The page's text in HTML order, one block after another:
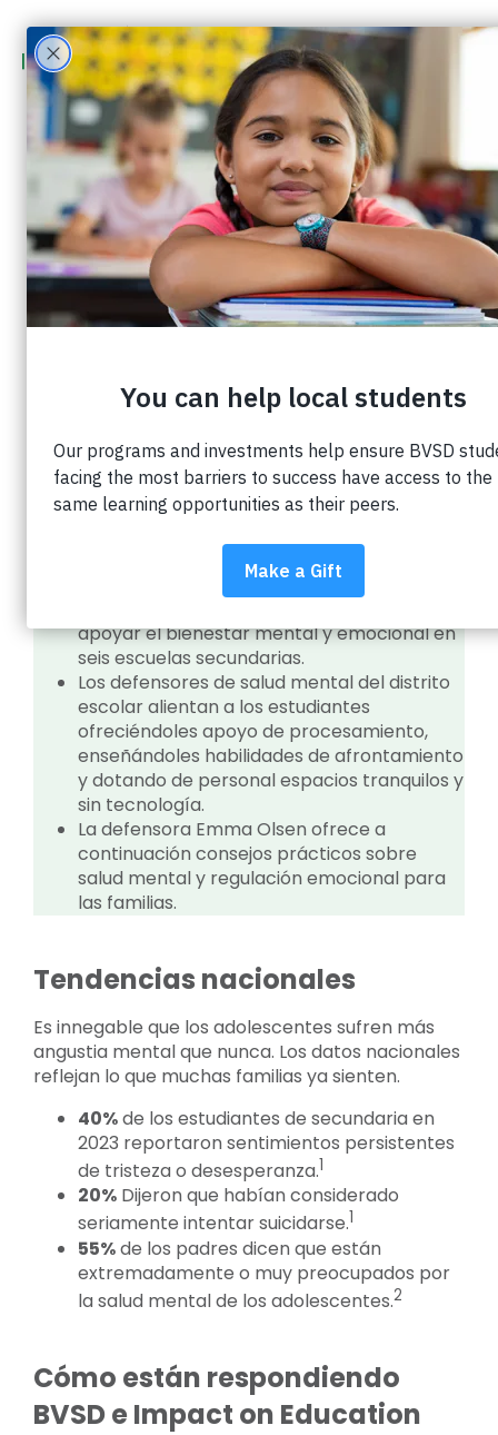
5 maneras en que los
defensores de la salud
mental apoyan a los
estudiantes de BVSD
cuidadores pueden utilizar en
7 minutos de lectura
Puntos clave:
enfrentan a una crisis de salud mental.
El Distrito Escolar del Valle de Boulder e
apoyar el bienestar mental y emocional en
seis escuelas secundarias.
Los defensores de salud mental del distrito
escolar alientan a los estudiantes
ofreciéndoles apoyo de procesamiento,
enseñándoles habilidades de afrontamiento
y dotando de personal espacios tranquilos y
sin tecnología.
La defensora Emma Olsen ofrece a
continuación consejos prácticos sobre
salud mental y regulación emocional para
las familias.
Tendencias nacionales
Es innegable que los adolescentes sufren más
angustia mental que nunca. Los datos nacionales
reflejan lo que muchas familias ya sienten.
40%de los estudiantes de secundaria en
2023 reportaron sentimientos persistentes
de tristeza o desesperanza.1
20% Dijeron que habían considerado
seriamente intentar suicidarse.1
55%de los padres dicen que están
extremadamente o muy preocupados por
la salud mental de los adolescentes.2
Cómo están respondiendo
BVSD e Impact on Education